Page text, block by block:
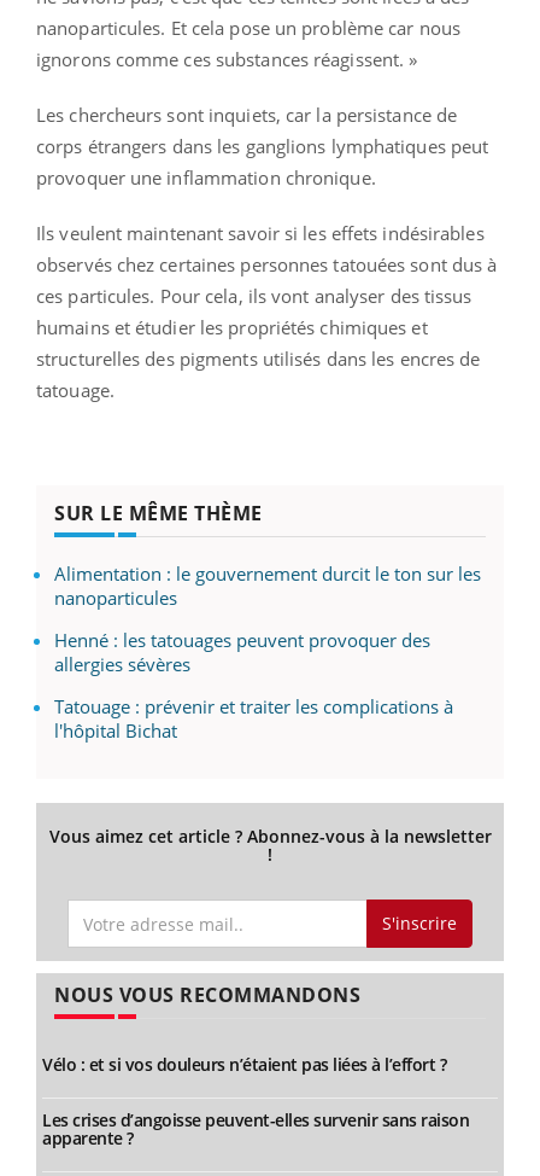
nanoparticules. Et cela pose un problème car nous
ignorons comme ces substances réagissent. »
Les chercheurs sont inquiets, car la persistance de
corps étrangers dans les ganglions lymphatiques peut
provoquer une inflammation chronique.
Ils veulent maintenant savoir si les effets indésirables
observés chez certaines personnes tatouées sont dus à
ces particules. Pour cela, ils vont analyser des tissus
humains et étudier les propriétés chimiques et
structurelles des pigments utilisés dans les encres de
tatouage.
SUR LE MÊME THÈME
Alimentation : le gouvernement durcit le ton sur les
nanoparticules
Henné : les tatouages peuvent provoquer des
allergies sévères
Tatouage : prévenir et traiter les complications à
l'hôpital Bichat
Vous aimez cet article ? Abonnez-vous à la newsletter
!
S'inscrire
NOUS VOUS RECOMMANDONS
Vélo : et si vos douleurs n’étaient pas liées à l’effort ?
Les crises d’angoisse peuvent-elles survenir sans raison
apparente ?